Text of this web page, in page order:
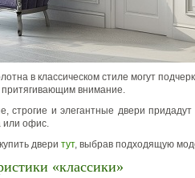
в классическом стиле могут
внимание.
строгие и элегантные двери
или офис.
двери тут, выбрав подходящую
«классики»